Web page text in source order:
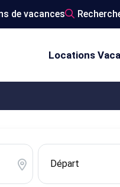
de vacances
Locations